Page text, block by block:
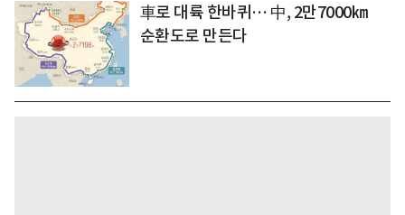
車로 대륙 한바퀴… 中, 2만7000㎞
순환도로 만든다